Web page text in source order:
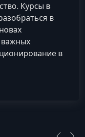
Курсы в
в
в